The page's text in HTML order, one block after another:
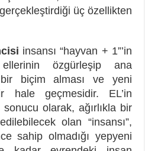
üç özellikten
insansı “hayvan + 1”’in
özgürleşip ana
biçim alması ve yeni
hale geçmesidir. EL’in
olarak, ağırlıkla bir
olan “insansı”,
sahip olmadığı yepyeni